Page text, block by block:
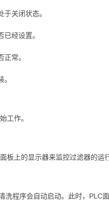
关闭状态。
经设置。
常。
工作。
板上的显示器来监控过滤器的运
洗程序会自动启动。此时，PLC